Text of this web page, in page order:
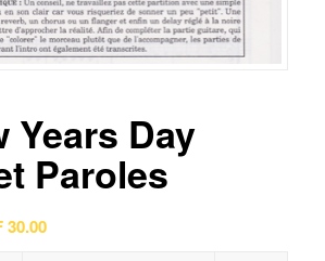
Years Day
Paroles
30.00Plage